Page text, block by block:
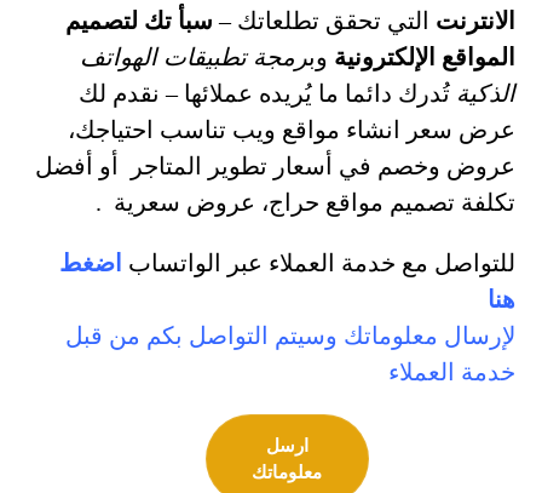
الانترنت التي تحقق تطلعاتك – سبأ تك لتصميم
المواقع الإلكترونية وبرمجة تطبيقات الهواتف
الذكية تُدرك دائما ما يُريده عملائها – نقدم لك
عرض سعر انشاء مواقع ويب تناسب احتياجك،
عروض وخصم في أسعار تطوير المتاجر أو أفضل
تكلفة تصميم مواقع حراج، عروض سعرية .
للتواصل مع خدمة العملاء عبر الواتساب اضغط
هنا
لإرسال معلوماتك وسيتم التواصل بكم من قبل
خدمة العملاء
ارسل
معلوماتك